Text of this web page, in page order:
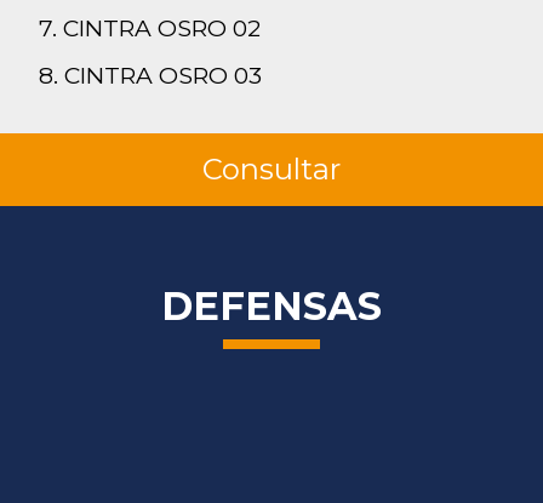
7. CINTRA OSRO 02
8. CINTRA OSRO 03
Consultar
DEFENSAS